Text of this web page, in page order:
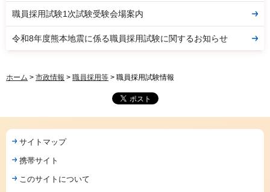
職員採用試験1次試験受験会場案内
令和8年度熊本地震に係る職員採用試験に関するお知らせ
ホーム > 市政情報 > 職員採用等 > 職員採用試験情報
サイトマップ
携帯サイト
このサイトについて